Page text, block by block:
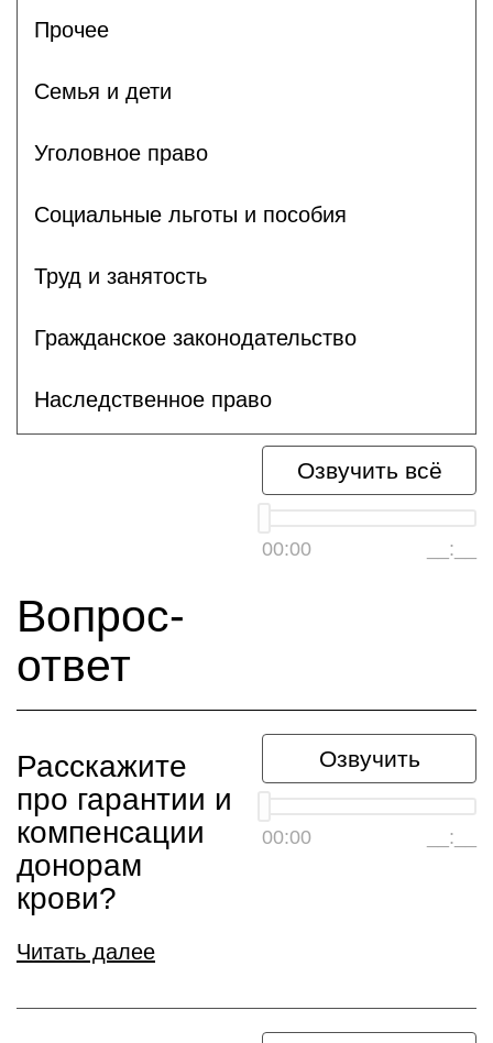
Прочее
Семья и дети
Уголовное право
Социальные льготы и пособия
Труд и занятость
Гражданское законодательство
Наследственное право
Озвучить всё
00:00 __:__
Вопрос-
ответ
Озвучить
00:00 __:__
Расскажите
про гарантии и
компенсации
донорам
крови?
Читать далее